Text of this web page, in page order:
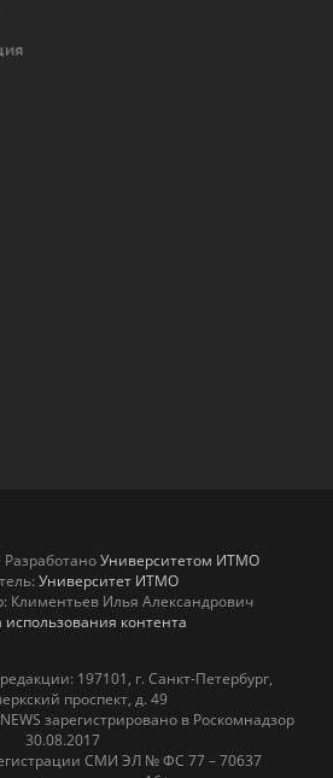
РазработаноУниверситетом ИТМО
Университет ИТМО
Климентьев Илья Александрович
контента
197101, г. Санкт-Петербург,
проспект, д. 49
зарегистрировано в Роскомнадзор
30.08.2017
СМИ ЭЛ № ФС 77 – 70637